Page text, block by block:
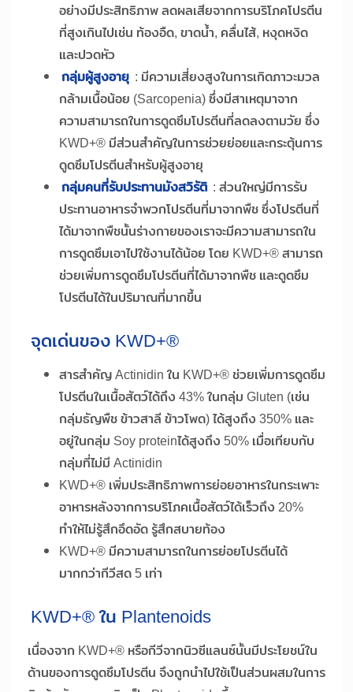
อย่างมีประสิทธิภาพ ลดผลเสียจากการบริโภคโปรตีน
ที่สูงเกินไปเช่น ท้องอืด, ขาดน้ำ, คลื่นไส้, หงุดหงิด
และปวดหัว
กลุ่มผู้สูงอายุ : มีความเสี่ยงสูงในการเกิดภาวะมวล
กล้ามเนื้อน้อย (Sarcopenia) ซึ่งมีสาเหตุมาจาก
ความสามารถในการดูดซึมโปรตีนที่ลดลงตามวัย ซึ่ง
KWD+® มีส่วนสำคัญในการช่วยย่อยและกระตุ้นการ
ดูดซึมโปรตีนสำหรับผู้สูงอายุ
กลุ่มคนที่รับประทานมังสวิรัติ : ส่วนใหญ่มีการรับ
ประทานอาหารจำพวกโปรตีนที่มาจากพืช ซึ่งโปรตีนที่
ได้มาจากพืชนั้นร่างกายของเราจะมีความสามารถใน
การดูดซึมเอาไปใช้งานได้น้อย โดย KWD+® สามารถ
ช่วยเพิ่มการดูดซึมโปรตีนที่ได้มาจากพืช และดูดซึม
โปรตีนได้ในปริมาณที่มากขึ้น
จุดเด่นของ KWD+®
สารสำคัญ Actinidin ใน KWD+® ช่วยเพิ่มการดูดซึม
โปรตีนในเนื้อสัตว์ได้ถึง 43% ในกลุ่ม Gluten (เช่น
กลุ่มธัญพืช ข้าวสาลี ข้าวโพด) ได้สูงถึง 350% และ
อยู่ในกลุ่ม Soy proteinได้สูงถึง 50% เมื่อเทียบกับ
กลุ่มที่ไม่มี Actinidin
KWD+® เพิ่มประสิทธิภาพการย่อยอาหารในกระเพาะ
อาหารหลังจากการบริโภคเนื้อสัตว์ได้เร็วถึง 20%
ทำให้ไม่รู้สึกอึดอัด รู้สึกสบายท้อง
KWD+® มีความสามารถในการย่อยโปรตีนได้
มากกว่ากีวีสด 5 เท่า
KWD+® ใน Plantenoids
เนื่องจาก KWD+® หรือกีวีจากนิวซีแลนซ์นั้นมีประโยชน์ใน
ด้านของการดูดซึมโปรตีน จึงถูกนำไปใช้เป็นส่วนผสมในการ